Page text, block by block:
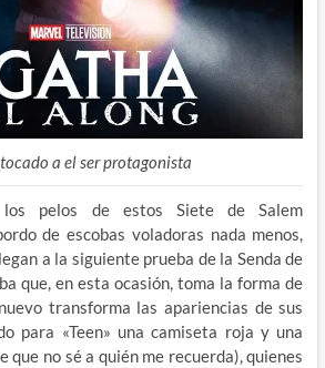
a el ser protagonista
pelos de estos Siete de Salem
de escobas voladoras nada menos,
a la siguiente prueba de la Senda de
que, en esta ocasión, toma la forma de
transforma las apariencias de sus
para «Teen» una camiseta roja y una
que no sé a quién me recuerda), quienes